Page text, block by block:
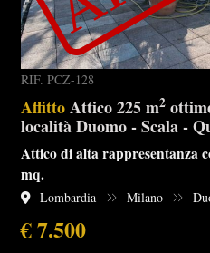
RIF. PCZ-128
AffittoAttico 225 m2
località Duomo - Scala -
Attico di alta rappresentanza
mq.
Lombardia Milano
€ 7.500